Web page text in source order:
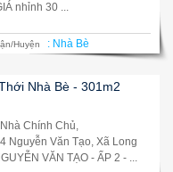
nhỉnh 30 ...
Huyện : Nhà Bè
Nhà Bè - 301m2
Chính Chủ,
Nguyễn Văn Tạo, Xã Long
VĂN TẠO - ẤP 2 - ...